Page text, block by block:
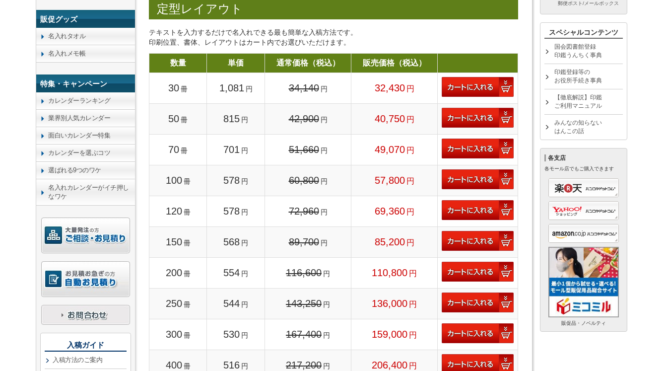
定型レイアウト
テキストを入力するだけで名入れできる最も簡単な入稿方法です。
印刷位置、書体、レイアウトはカート内でお選びいただけます。
数量 単価 通常価格（税込） 販売価格（税込）
30冊 1,081 円 34,140 円 32,430 円
50冊 815 円 42,900 円 40,750 円
70冊 701 円 51,660 円 49,070 円
100 冊 578 円 60,800 円 57,800 円
120 冊 578 円 72,960 円 69,360 円
150 冊 568 円 89,700 円 85,200 円
200 冊 554 円 116,600 円 110,800 円
250 冊 544 円 143,250 円 136,000 円
300 冊 530 円 167,400 円 159,000 円
400 冊 516 円 217,200 円 206,400 円
販促グッズ
名入れタオル
名入れメモ帳
特集・キャンペーン
カレンダーランキング
業界別人気カレンダー
面白いカレンダー特集
カレンダーを選ぶコツ
選ばれる9つのワケ
名入れカレンダーがイチ押し
なワケ
入稿ガイド
入稿方法のご案内
郵便ポスト/メールボックス
スペシャルコンテンツ
国会図書館登録
印鑑うんちく事典
印鑑登録等の
お役所手続き事典
【徹底解説】印鑑
ご利用マニュアル
みんなの知らない
はんこの話
各支店
各モール店でもご購入できます
販促品・ノベルティ